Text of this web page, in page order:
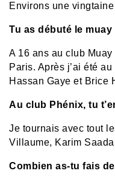
Environs une
Tu as débuté le
A 16 ans au club
Paris. Après j’ai été
Hassan Gaye et Brice
Au club Phénix, tu
Je tournais avec tout
Villaume, Karim
Combien as-tu fais